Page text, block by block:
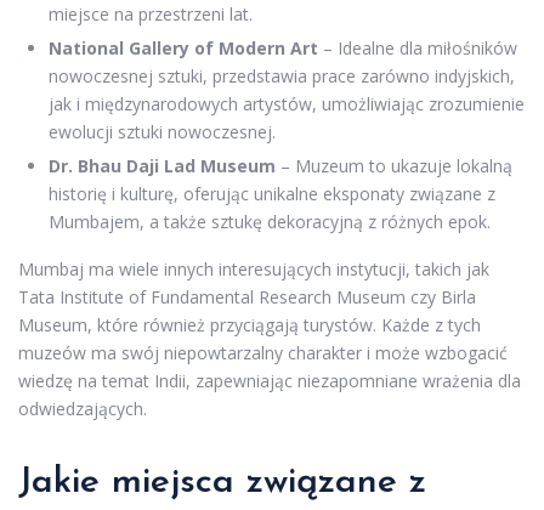
miejsce na przestrzeni lat.
National Gallery of Modern Art – Idealne dla miłośników
nowoczesnej sztuki, przedstawia prace zarówno indyjskich,
jak i międzynarodowych artystów, umożliwiając zrozumienie
ewolucji sztuki nowoczesnej.
Dr. Bhau Daji Lad Museum – Muzeum to ukazuje lokalną
historię i kulturę, oferując unikalne eksponaty związane z
Mumbajem, a także sztukę dekoracyjną z różnych epok.
Mumbaj ma wiele innych interesujących instytucji, takich jak
Tata Institute of Fundamental Research Museum czy Birla
Museum, które również przyciągają turystów. Każde z tych
muzeów ma swój niepowtarzalny charakter i może wzbogacić
wiedzę na temat Indii, zapewniając niezapomniane wrażenia dla
odwiedzających.
Jakie miejsca związane z